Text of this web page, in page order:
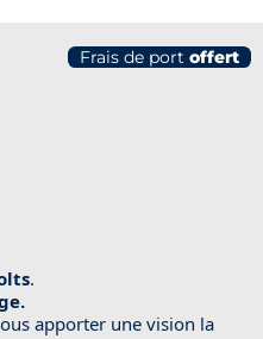
Frais de port offert
.
apporter une vision la